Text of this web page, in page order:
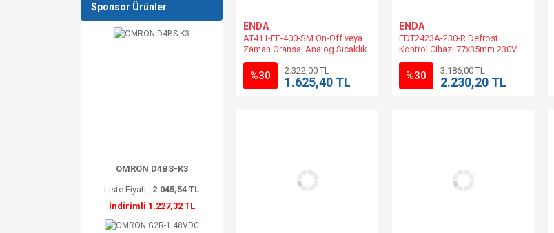
Sponsor Ürünler
OMRON D4BS-K3
Liste Fiyatı : 2.045,54 TL
İndirimli 1.227,32 TL
ENDA
AT411-FE-400-SM On-Off veya
Zaman Oransal Analog Sıcaklık
Kontrol 48x48mm 10-30V DC/8-
24V AC | AT411-LV-S08-FE-400
Muadili.
%30 2.322,00 TL
1.625,40 TL
ENDA
EDT2423A-230-R Defrost
Kontrol Cihazı 77x35mm 230V
AC +%10 -%20 50/60Hz |
EDT2423A-230 Muadili.
%30 3.186,00 TL
2.230,20 TL